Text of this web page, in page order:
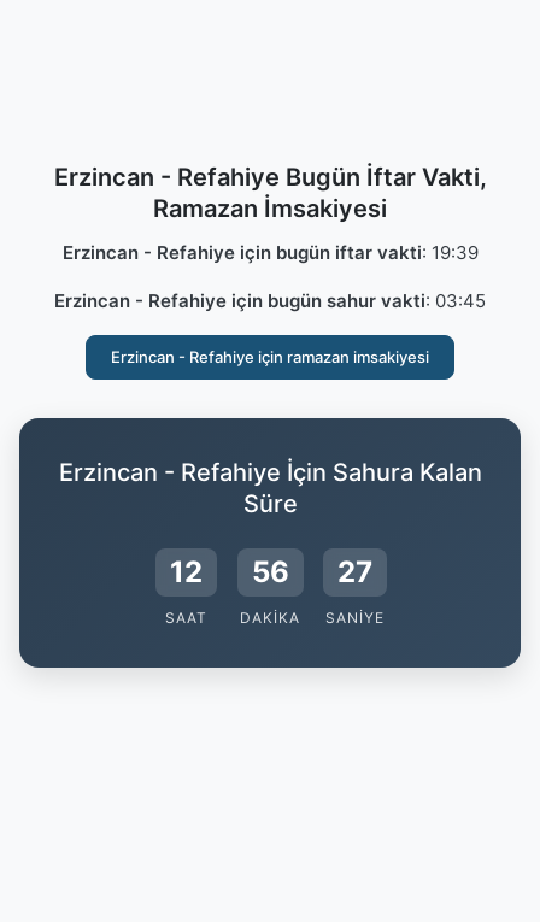
Erzincan - Refahiye Bugün İftar Vakti,
Ramazan İmsakiyesi
Erzincan - Refahiye için bugün iftar vakti: 19:39
Erzincan - Refahiye için bugün sahur vakti: 03:45
Erzincan - Refahiye için ramazan imsakiyesi
Erzincan - Refahiye İçin Sahura Kalan
Süre
12
SAAT
56
DAKIKA
25
SANIYE